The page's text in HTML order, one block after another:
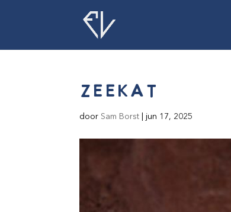
zeekat
door Sam Borst |jun 17, 2025